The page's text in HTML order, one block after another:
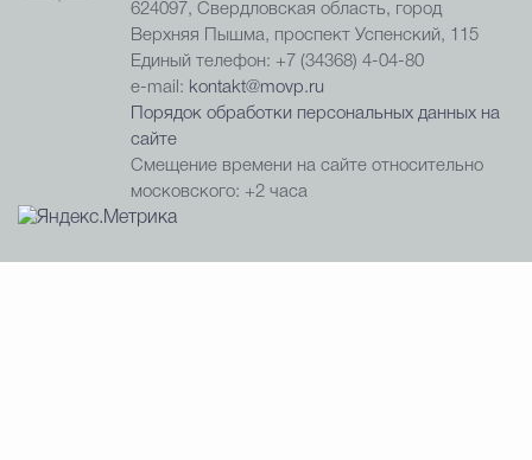
624097, Свердловская область, город
Верхняя Пышма, проспект Успенский, 115
Единый телефон: +7 (34368) 4-04-80
e-mail: kontakt@movp.ru
Порядок обработки персональных данных на
сайте
Смещение времени на сайте относительно
московского: +2 часа